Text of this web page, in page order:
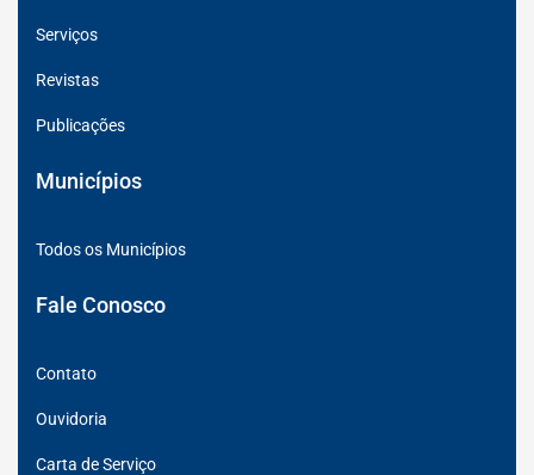
Serviços
Revistas
Publicações
Municípios
Todos os Municípios
Fale Conosco
Contato
Ouvidoria
Carta de Serviço